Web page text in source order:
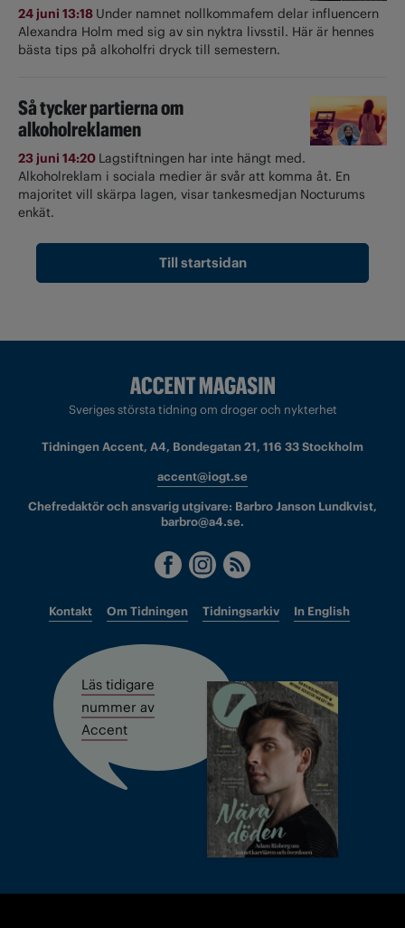
24 juni 13:18 Under namnet nollkommafem delar influencern
Alexandra Holm med sig av sin nyktra livsstil. Här är hennes
bästa tips på alkoholfri dryck till semestern.
Så tycker partierna om
alkoholreklamen
23 juni 14:20 Lagstiftningen har inte hängt med.
Alkoholreklam i sociala medier är svår att komma åt. En
majoritet vill skärpa lagen, visar tankesmedjan Nocturums
enkät.
Till startsidan
Sveriges största tidning om droger och nykterhet
Tidningen Accent, A4, Bondegatan 21, 116 33 Stockholm
accent@iogt.se
Chefredaktör och ansvarig utgivare: Barbro Janson Lundkvist,
barbro@a4.se.
Kontakt Om Tidningen Tidningsarkiv In English
Läs tidigare
nummer av
Accent